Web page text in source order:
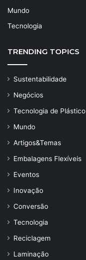
Mundo
Tecnologia
TRENDING TOPICS
Sustentabilidade
Negócios
Tecnologia de Plástico
Mundo
Artigos&Temas
Embalagens Flexíveis
Eventos
Inovação
Conversão
Tecnologia
Reciclagem
Laminação